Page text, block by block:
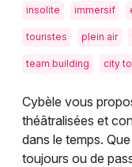
Grands
Activité &
Manifestations
Foires & salons
Lyon
Mulhouse
Montpellier
insolite immersif
touristes plein air
team building city
Cybèle vous
théâtralisées et
dans le temps.
toujours ou de
Quand ?
Aujourd'hui